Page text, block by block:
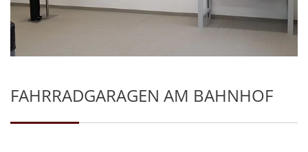
FAHRRADGARAGEN AM BAHNHOF